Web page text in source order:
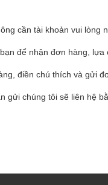
cần tài khoản vui lòng
để nhận đơn hàng,
điền chú thích và gửi
gửi chúng tôi sẽ liên hệ